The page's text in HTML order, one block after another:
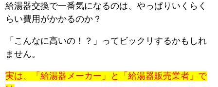
給湯器交換で一番気になるのは、やっぱりいくらく
らい費用がかかるのか？
「こんなに高いの！？」ってビックリするかもしれ
ません。
実は、「給湯器メーカー」と「給湯器販売業者」で